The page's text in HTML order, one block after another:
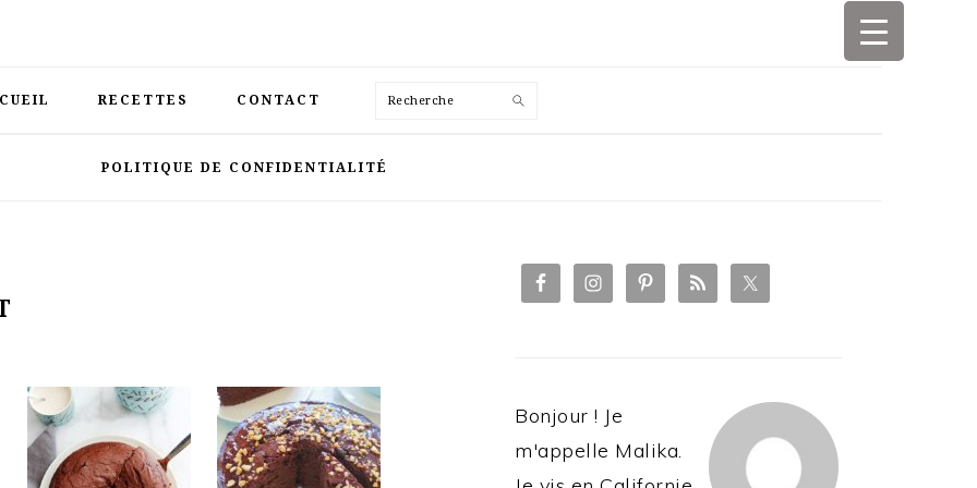
RECETTES CONTACT Recherche
POLITIQUE DE CONFIDENTIALITÉ
PRIMARY
SIDEBAR
Bonjour ! Je
m'appelle Malika.